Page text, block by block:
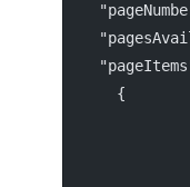
      {